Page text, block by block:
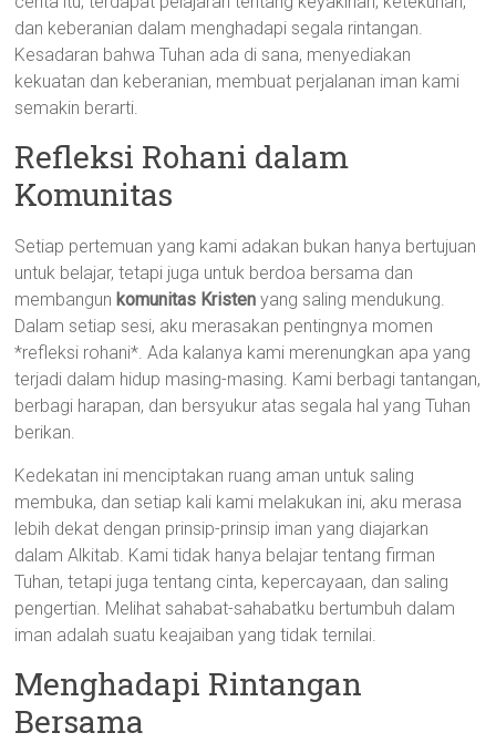
dan keberanian dalam menghadapi segala rintangan.
Kesadaran bahwa Tuhan ada di sana, menyediakan
kekuatan dan keberanian, membuat perjalanan iman kami
semakin berarti.
Refleksi Rohani dalam
Komunitas
Setiap pertemuan yang kami adakan bukan hanya bertujuan
untuk belajar, tetapi juga untuk berdoa bersama dan
membangun komunitas Kristen yang saling mendukung.
Dalam setiap sesi, aku merasakan pentingnya momen
*refleksi rohani*. Ada kalanya kami merenungkan apa yang
terjadi dalam hidup masing-masing. Kami berbagi tantangan,
berbagi harapan, dan bersyukur atas segala hal yang Tuhan
berikan.
Kedekatan ini menciptakan ruang aman untuk saling
membuka, dan setiap kali kami melakukan ini, aku merasa
lebih dekat dengan prinsip-prinsip iman yang diajarkan
dalam Alkitab. Kami tidak hanya belajar tentang firman
Tuhan, tetapi juga tentang cinta, kepercayaan, dan saling
pengertian. Melihat sahabat-sahabatku bertumbuh dalam
iman adalah suatu keajaiban yang tidak ternilai.
Menghadapi Rintangan
Bersama